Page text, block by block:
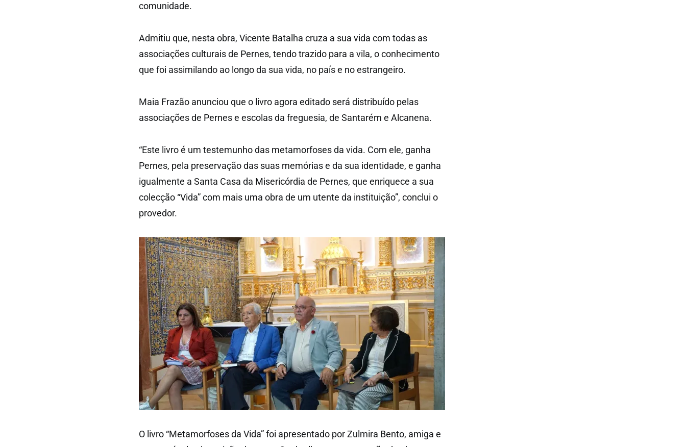
comunidade.
Admitiu que, nesta obra, Vicente Batalha cruza a sua vida com todas as
associações culturais de Pernes, tendo trazido para a vila, o conhecimento
que foi assimilando ao longo da sua vida, no país e no estrangeiro.
Maia Frazão anunciou que o livro agora editado será distribuído pelas
associações de Pernes e escolas da freguesia, de Santarém e Alcanena.
“Este livro é um testemunho das metamorfoses da vida. Com ele, ganha
Pernes, pela preservação das suas memórias e da sua identidade, e ganha
igualmente a Santa Casa da Misericórdia de Pernes, que enriquece a sua
colecção “Vida” com mais uma obra de um utente da instituição”, conclui o
provedor.
O livro “Metamorfoses da Vida” foi apresentado por Zulmira Bento, amiga e